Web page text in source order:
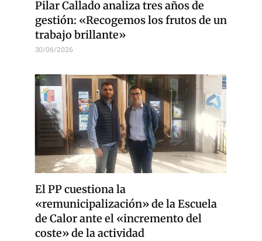
Pilar Callado analiza tres años de
gestión: «Recogemos los frutos de un
trabajo brillante»
30/06/2026
El PP cuestiona la
«remunicipalización» de la Escuela
de Calor ante el «incremento del
coste» de la actividad